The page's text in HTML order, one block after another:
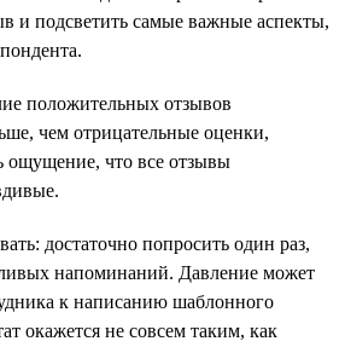
и подсветить самые важные аспекты,
положительных отзывов
чем отрицательные оценки,
ощущение, что все отзывы
достаточно попросить один раз,
напоминаний. Давление может
к написанию шаблонного
окажется не совсем таким, как